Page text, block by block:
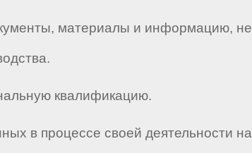
материалы и информацию,
квалификацию.
в процессе своей деятельности